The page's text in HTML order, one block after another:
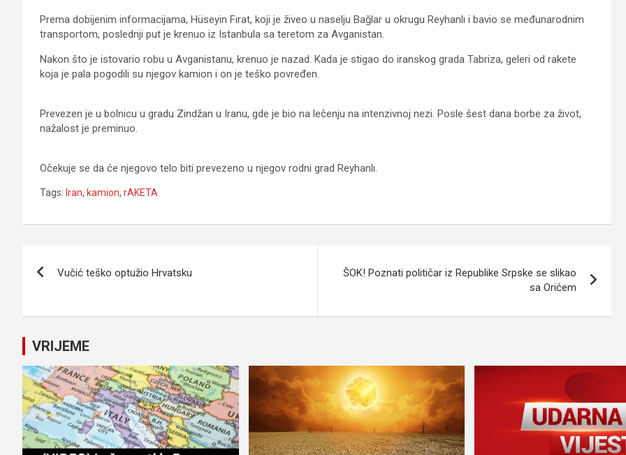
Prema dobijenim informacijama, Hüseyin Fırat, koji je živeo u naselju Bağlar u okrugu Reyhanlı i bavio se međunarodnim
transportom, poslednji put je krenuo iz Istanbula sa teretom za Avganistan.
Nakon što je istovario robu u Avganistanu, krenuo je nazad. Kada je stigao do iranskog grada Tabriza, geleri od rakete
koja je pala pogodili su njegov kamion i on je teško povređen.
Prevezen je u bolnicu u gradu Zindžan u Iranu, gde je bio na lečenju na intenzivnoj nezi. Posle šest dana borbe za život,
nažalost je preminuo.
Očekuje se da će njegovo telo biti prevezeno u njegov rodni grad Reyhanlı.
Tags: Iran, kamion, rAKETA
Vučić teško optužio Hrvatsku
ŠOK! Poznati političar iz Republike Srpske se slikao
sa Orićem
VRIJEME